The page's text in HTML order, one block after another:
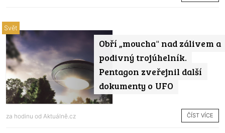
Obří „moucha" nad zálivem a
podivný trojúhelník.
Pentagon zveřejnil další
dokumenty o UFO
Svět
za hodinu od Aktuálně.cz ČÍST VÍCE